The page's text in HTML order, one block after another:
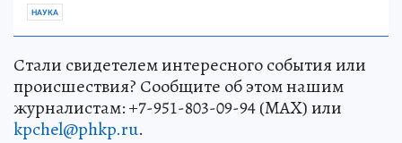
НАУКА
Стали свидетелем интересного события или
происшествия? Сообщите об этом нашим
журналистам: +7-951-803-09-94 (MAX) или
kpchel@phkp.ru.